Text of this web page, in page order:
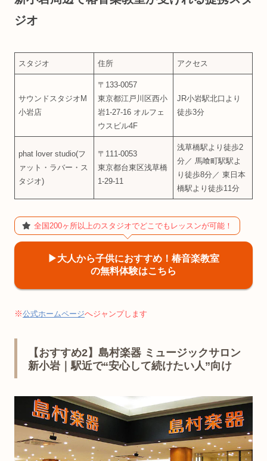
ジオ
スタジオ 住所 アクセス
サウンドスタジオM
小岩店
〒133-0057
東京都江戸川区西小
岩1-27-16 オルフェ
ウスビル4F
JR小岩駅北口より
徒歩3分
phat lover studio(フ
ァット・ラバー・ス
タジオ)
〒111-0053
東京都台東区浅草橋
1-29-11
浅草橋駅より徒歩2
分／ 馬喰町駅駅よ
り徒歩8分／ 東日本
橋駅より徒歩11分
全国200ヶ所以上のスタジオでどこでもレッスンが可能！
▶︎大人から子供におすすめ！椿音楽教室
の無料体験はこちら
※公式ホームページへジャンプします
【おすすめ2】島村楽器 ミュージックサロン
新小岩｜駅近で“安心して続けたい人”向け